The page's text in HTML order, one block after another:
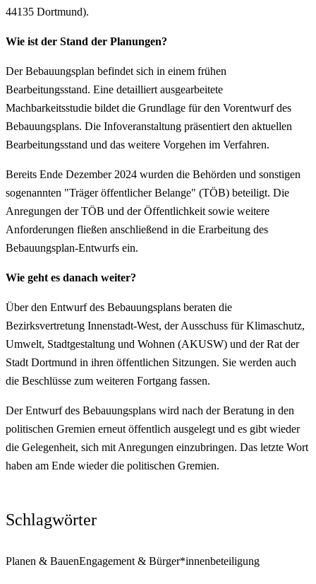
44135 Dortmund).
Wie ist der Stand der Planungen?
Der Bebauungsplan befindet sich in einem frühen
Bearbeitungsstand. Eine detailliert ausgearbeitete
Machbarkeitsstudie bildet die Grundlage für den Vorentwurf des
Bebauungsplans. Die Infoveranstaltung präsentiert den aktuellen
Bearbeitungsstand und das weitere Vorgehen im Verfahren.
Bereits Ende Dezember 2024 wurden die Behörden und sonstigen
sogenannten "Träger öffentlicher Belange" (TÖB) beteiligt. Die
Anregungen der TÖB und der Öffentlichkeit sowie weitere
Anforderungen fließen anschließend in die Erarbeitung des
Bebauungsplan-Entwurfs ein.
Wie geht es danach weiter?
Über den Entwurf des Bebauungsplans beraten die
Bezirksvertretung Innenstadt-West, der Ausschuss für Klimaschutz,
Umwelt, Stadtgestaltung und Wohnen (AKUSW) und der Rat der
Stadt Dortmund in ihren öffentlichen Sitzungen. Sie werden auch
die Beschlüsse zum weiteren Fortgang fassen.
Der Entwurf des Bebauungsplans wird nach der Beratung in den
politischen Gremien erneut öffentlich ausgelegt und es gibt wieder
die Gelegenheit, sich mit Anregungen einzubringen. Das letzte Wort
haben am Ende wieder die politischen Gremien.
Schlagwörter
Planen & BauenEngagement & Bürger*innenbeteiligung